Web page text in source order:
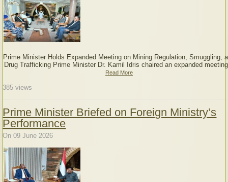
Prime Minister Holds Expanded Meeting on Mining Regulation, Smuggling,
Drug Trafficking Prime Minister Dr. Kamil Idris chaired an expanded
Read More
385 views
Prime Minister Briefed on Foreign Ministry’s
Performance
On 09 June 2026